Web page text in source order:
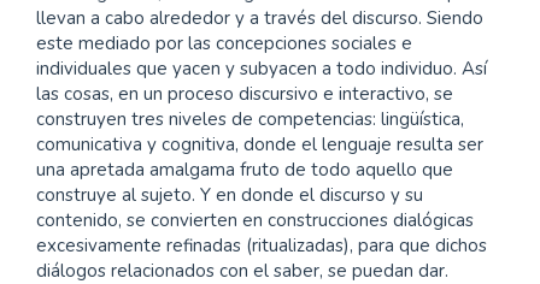
llevan a cabo alrededor y a través del discurso. Siendo
este mediado por las concepciones sociales e
individuales que yacen y subyacen a todo individuo. Así
las cosas, en un proceso discursivo e interactivo, se
construyen tres niveles de competencias: lingüística,
comunicativa y cognitiva, donde el lenguaje resulta ser
una apretada amalgama fruto de todo aquello que
construye al sujeto. Y en donde el discurso y su
contenido, se convierten en construcciones dialógicas
excesivamente refinadas (ritualizadas), para que dichos
diálogos relacionados con el saber, se puedan dar.